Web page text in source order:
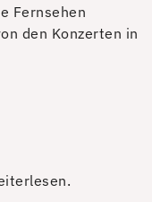
Fernsehen
den Konzerten in